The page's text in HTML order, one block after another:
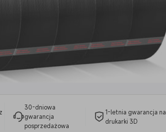
30-dniowa
gwarancja
posprzedażowa
1-letnia gwarancja na
drukarki 3D